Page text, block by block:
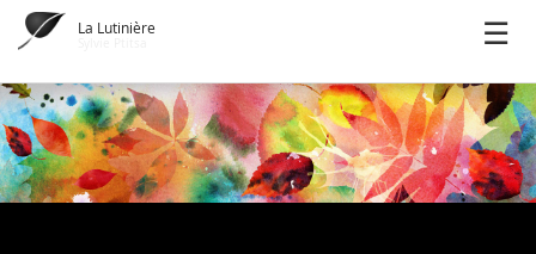
La Lutinière